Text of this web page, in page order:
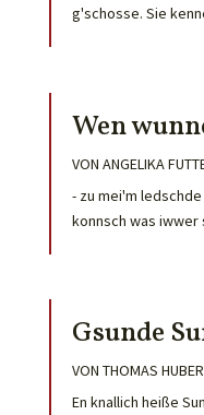
g'schosse. Sie
Wen
VON ANGELIKA
- zu mei'm
konnsch was iwwer
Gsunde
VON THOMAS HUBER
En knallich heiße